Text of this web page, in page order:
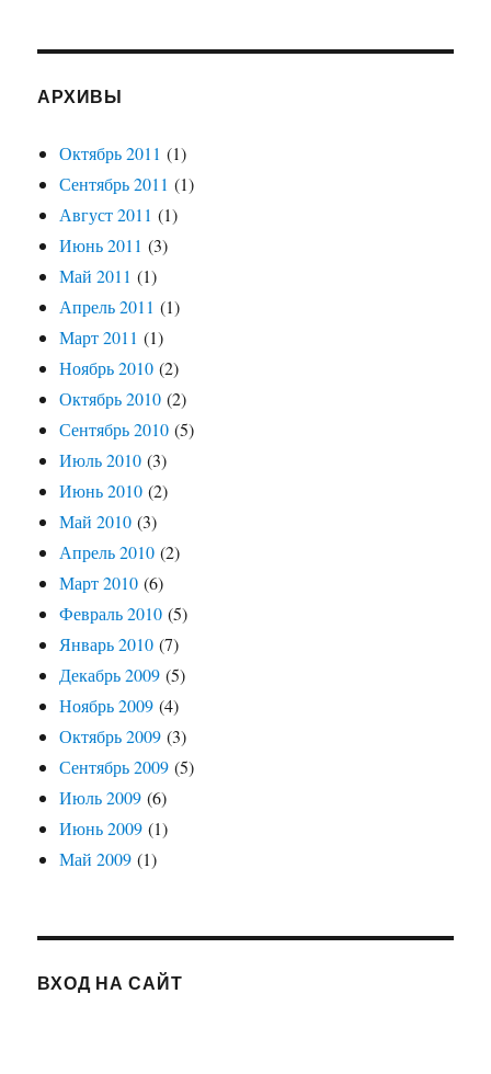
АРХИВЫ
Октябрь 2011 (1)
Сентябрь 2011 (1)
Август 2011 (1)
Июнь 2011 (3)
Май 2011 (1)
Апрель 2011 (1)
Март 2011 (1)
Ноябрь 2010 (2)
Октябрь 2010 (2)
Сентябрь 2010 (5)
Июль 2010 (3)
Июнь 2010 (2)
Май 2010 (3)
Апрель 2010 (2)
Март 2010 (6)
Февраль 2010 (5)
Январь 2010 (7)
Декабрь 2009 (5)
Ноябрь 2009 (4)
Октябрь 2009 (3)
Сентябрь 2009 (5)
Июль 2009 (6)
Июнь 2009 (1)
Май 2009 (1)
ВХОД НА САЙТ